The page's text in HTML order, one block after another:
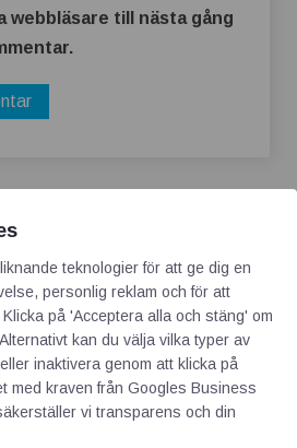
webbläsare till nästa gång
teknologier för att ge dig en
personlig reklam och för att
på 'Acceptera alla och stäng' om
kan du välja vilka typer av
inaktivera genom att klicka på
med kraven från Googles Business
vi transparens och din